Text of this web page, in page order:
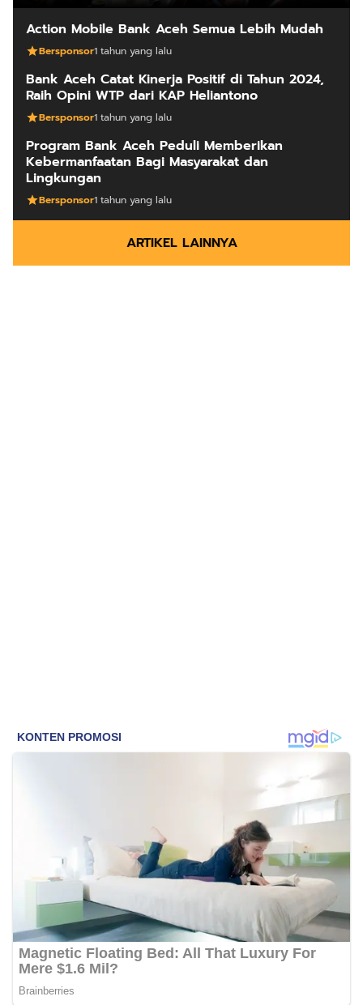
Action Mobile Bank Aceh Semua Lebih Mudah
Bersponsor1 tahun yang lalu
Bank Aceh Catat Kinerja Positif di Tahun 2024,
Raih Opini WTP dari KAP Heliantono
Bersponsor1 tahun yang lalu
Program Bank Aceh Peduli Memberikan
Kebermanfaatan Bagi Masyarakat dan
Lingkungan
Bersponsor1 tahun yang lalu
ARTIKEL LAINNYA